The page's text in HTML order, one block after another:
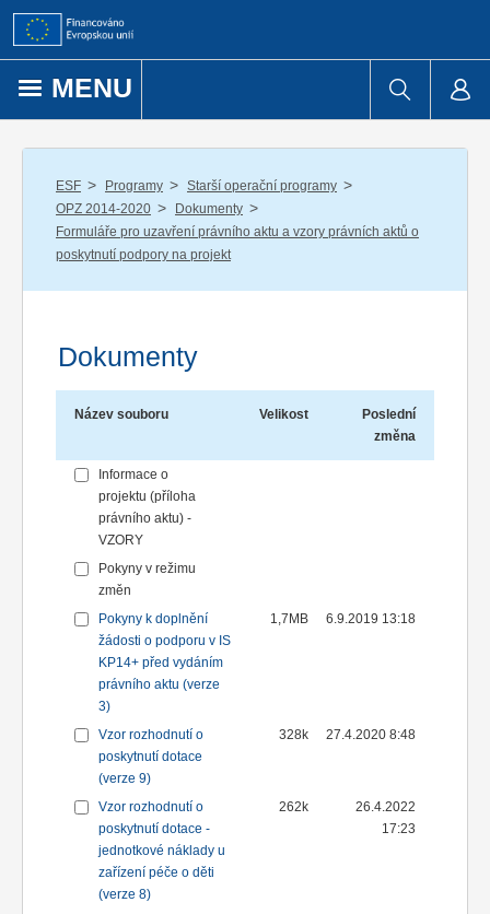
Přejít k obsahu
MENU
ESF / Programy / Starší operační programy /
OPZ 2014-2020 / Dokumenty /
Formuláře pro uzavření právního aktu a vzory právních aktů o
poskytnutí podpory na projekt
Dokumenty
Název souboru Velikost
Poslední
změna
Informace o
projektu (příloha
právního aktu) -
VZORY
Pokyny v režimu
změn
Pokyny k doplnění
žádosti o podporu v IS
KP14+ před vydáním
právního aktu (verze
3)
1,7MB 6.9.2019 13:18
Vzor rozhodnutí o
poskytnutí dotace
(verze 9)
328k 27.4.2020 8:48
Vzor rozhodnutí o
poskytnutí dotace -
jednotkové náklady u
zařízení péče o děti
(verze 8)
262k
26.4.2022
17:23